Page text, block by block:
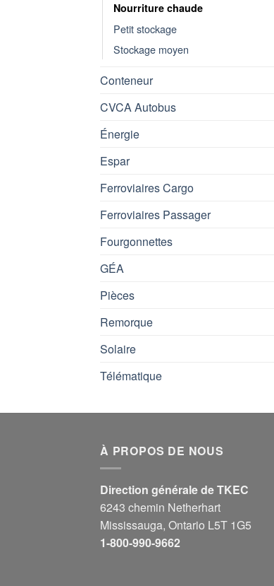
Nourriture chaude
Petit stockage
Stockage moyen
Conteneur
CVCA Autobus
Énergie
Espar
Ferroviaires Cargo
Ferroviaires Passager
Fourgonnettes
GÉA
Pièces
Remorque
Solaire
Télématique
À PROPOS DE NOUS
Direction générale de TKEC
6243 chemin Netherhart
Mississauga, Ontario L5T 1G5
1-800-990-9662